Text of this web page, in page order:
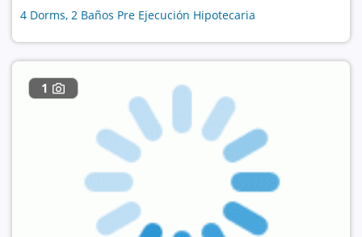
4 Dorms, 2 Baños Pre Ejecución Hipotecaria
1